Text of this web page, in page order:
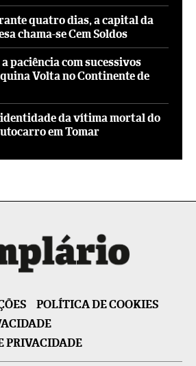
quatro dias, a capital da
chama-se Cem Soldos
paciência com sucessivos
Volta no Continente de
identidade da vítima mortal do
em Tomar
POLÍTICA DE COOKIES
PRIVACIDADE